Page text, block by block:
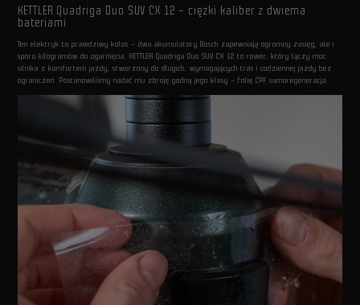
KETTLER Quadriga Duo SUV CX 12 – ciężki kaliber z dwiema
bateriami
Ten elektryk to prawdziwy kolos – dwa akumulatory Bosch zapewniają ogromny zasięg, ale i
sporo kilogramów do ogarnięcia. KETTLER Quadriga Duo SUV CX 12 to rower, który łączy moc
silnika z komfortem jazdy, stworzony do długich, wymagających tras i codziennej jazdy bez
ograniczeń. Postanowiliśmy nadać mu zbroję godną jego klasy – folię CPF samoregeneracja.